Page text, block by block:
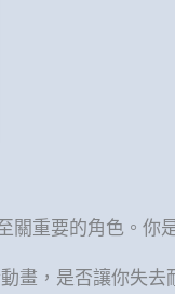
關重要的角色。你
畫，是否讓你失去